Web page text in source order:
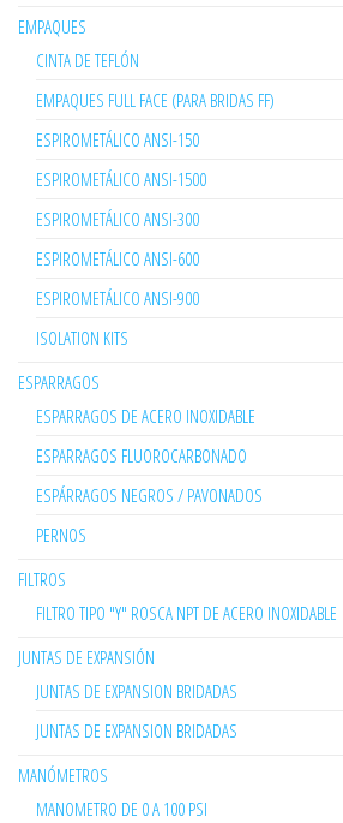
EMPAQUES
CINTA DE TEFLÓN
EMPAQUES FULL FACE (PARA BRIDAS FF)
ESPIROMETÁLICO ANSI-150
ESPIROMETÁLICO ANSI-1500
ESPIROMETÁLICO ANSI-300
ESPIROMETÁLICO ANSI-600
ESPIROMETÁLICO ANSI-900
ISOLATION KITS
ESPARRAGOS
ESPARRAGOS DE ACERO INOXIDABLE
ESPARRAGOS FLUOROCARBONADO
ESPÁRRAGOS NEGROS / PAVONADOS
PERNOS
FILTROS
FILTRO TIPO "Y" ROSCA NPT DE ACERO INOXIDABLE
JUNTAS DE EXPANSIÓN
JUNTAS DE EXPANSION BRIDADAS
JUNTAS DE EXPANSION BRIDADAS
MANÓMETROS
MANOMETRO DE 0 A 100 PSI